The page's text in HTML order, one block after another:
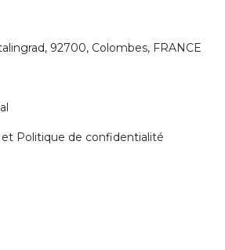
92700, Colombes, FRANCE
Politique de confidentialité